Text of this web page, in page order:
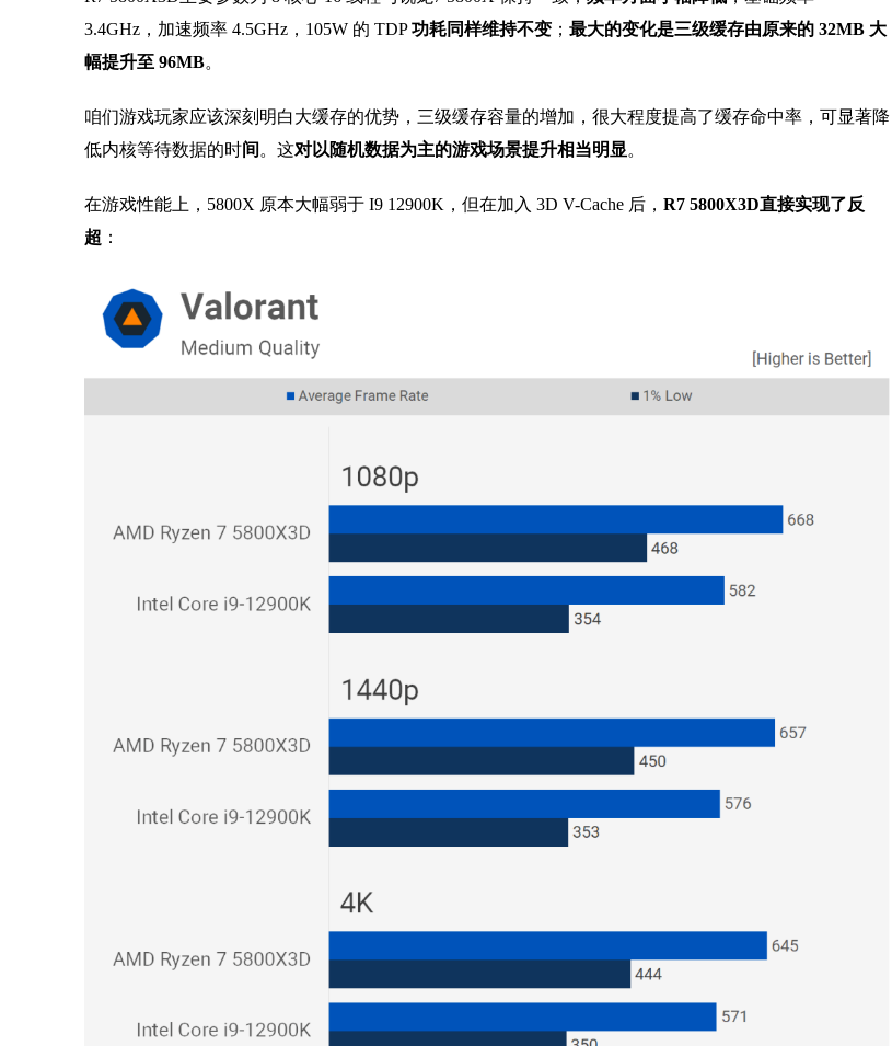
3.4GHz，加速频率 4.5GHz，105W 的 TDP功耗同样维持不变 ； 最大的变化是三级缓存由原来的 32MB 大
幅提升至 96MB。
咱们游戏玩家应该深刻明白大缓存的优势，三级缓存容量的增加，很大程度提高了缓存命中率，可显著降
低内核等待数据的时间 。这对以随机数据为主的游戏场景提升相当明显。
在游戏性能上，5800X 原本大幅弱于 I9 12900K，但在加入 3D V-Cache 后， R7 5800X3D直接实现了反
超 ：